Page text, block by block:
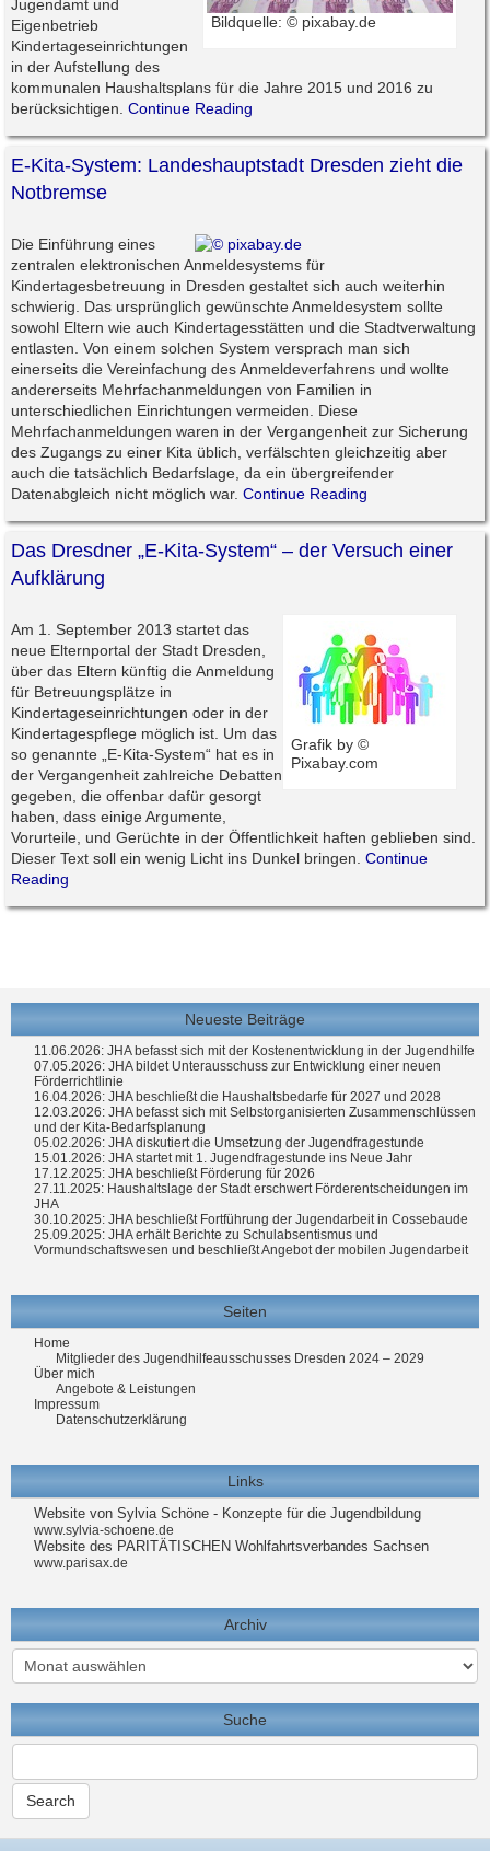
Bildquelle: © pixabay.de
Jugendamt und
Eigenbetrieb
Kindertageseinrichtungen
in der Aufstellung des
kommunalen Haushaltsplans für die Jahre 2015 und 2016 zu
berücksichtigen. Continue Reading
E-Kita-System: Landeshauptstadt Dresden zieht die
Notbremse
Die Einführung eines
zentralen elektronischen Anmeldesystems für
Kindertagesbetreuung in Dresden gestaltet sich auch weiterhin
schwierig. Das ursprünglich gewünschte Anmeldesystem sollte
sowohl Eltern wie auch Kindertagesstätten und die Stadtverwaltung
entlasten. Von einem solchen System versprach man sich
einerseits die Vereinfachung des Anmeldeverfahrens und wollte
andererseits Mehrfachanmeldungen von Familien in
unterschiedlichen Einrichtungen vermeiden. Diese
Mehrfachanmeldungen waren in der Vergangenheit zur Sicherung
des Zugangs zu einer Kita üblich, verfälschten gleichzeitig aber
auch die tatsächlich Bedarfslage, da ein übergreifender
Datenabgleich nicht möglich war. Continue Reading
Das Dresdner „E-Kita-System“ – der Versuch einer
Aufklärung
Grafik by ©
Pixabay.com
Am 1. September 2013 startet das
neue Elternportal der Stadt Dresden,
über das Eltern künftig die Anmeldung
für Betreuungsplätze in
Kindertageseinrichtungen oder in der
Kindertagespflege möglich ist. Um das
so genannte „E-Kita-System“ hat es in
der Vergangenheit zahlreiche Debatten
gegeben, die offenbar dafür gesorgt
haben, dass einige Argumente,
Vorurteile, und Gerüchte in der Öffentlichkeit haften geblieben sind.
Dieser Text soll ein wenig Licht ins Dunkel bringen. Continue
Reading
Neueste Beiträge
11.06.2026: JHA befasst sich mit der Kostenentwicklung in der Jugendhilfe
07.05.2026: JHA bildet Unterausschuss zur Entwicklung einer neuen
Förderrichtlinie
16.04.2026: JHA beschließt die Haushaltsbedarfe für 2027 und 2028
12.03.2026: JHA befasst sich mit Selbstorganisierten Zusammenschlüssen
und der Kita-Bedarfsplanung
05.02.2026: JHA diskutiert die Umsetzung der Jugendfragestunde
15.01.2026: JHA startet mit 1. Jugendfragestunde ins Neue Jahr
17.12.2025: JHA beschließt Förderung für 2026
27.11.2025: Haushaltslage der Stadt erschwert Förderentscheidungen im
JHA
30.10.2025: JHA beschließt Fortführung der Jugendarbeit in Cossebaude
25.09.2025: JHA erhält Berichte zu Schulabsentismus und
Vormundschaftswesen und beschließt Angebot der mobilen Jugendarbeit
Seiten
Home
Mitglieder des Jugendhilfeausschusses Dresden 2024 – 2029
Über mich
Angebote & Leistungen
Impressum
Datenschutzerklärung
Links
Website von Sylvia Schöne - Konzepte für die Jugendbildung
www.sylvia-schoene.de
Website des PARITÄTISCHEN Wohlfahrtsverbandes Sachsen
www.parisax.de
Archiv
Archiv
Suche